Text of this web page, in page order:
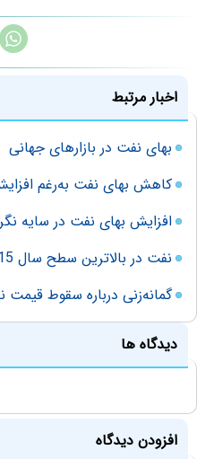
اخبار مرتبط
بهای نفت در بازارهای جهانی
کاهش بهای نفت به‌رغم
افزایش بهای نفت در سایه
نفت در بالاترین سطح سال 2015 معامله شد
گمانه‌زنی درباره سقوط قیمت نفت
دیدگاه ها
افزودن دیدگاه